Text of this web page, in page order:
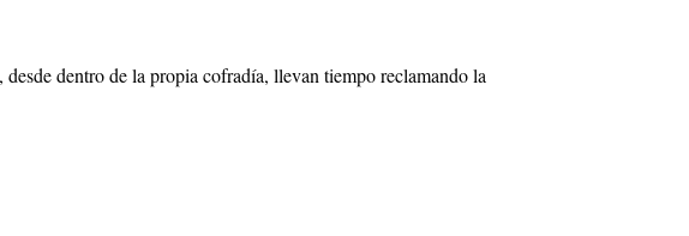
dentro de la propia cofradía, llevan tiempo reclamando la